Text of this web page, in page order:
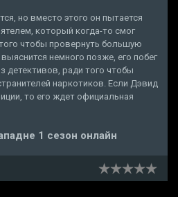
но вместо этого он пытается
который когда-то смог
чтобы провернуть большую
немного позже, его побег
детективов, ради того чтобы
наркотиков. Если Дэвид
то его ждет официальная
1 сезон онлайн